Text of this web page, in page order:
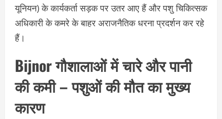
यूनियन) के कार्यकर्ता सड़क पर उतर आए हैं और पशु चिकित्सक
अधिकारी के कमरे के बाहर अराजनैतिक धरना प्रदर्शन कर रहे
हैं।
Bijnor गौशालाओं में चारे और पानी
की कमी – पशुओं की मौत का मुख्य
कारण